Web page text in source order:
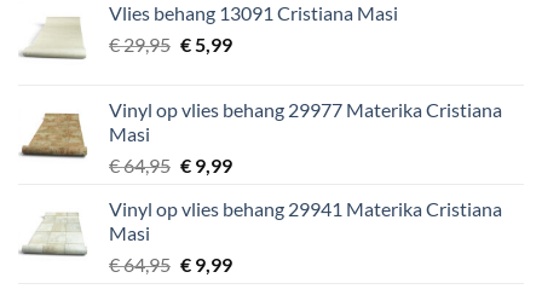
€ 29,95.€ 5,99.
Vlies behang 13091 Cristiana Masi
€29,95 Oorspronkelijke
€ 29,95.
€5,99Huidige
€ 5,99.
Vinyl op vlies behang 29977 Materika Cristiana
Masi
€64,95 Oorspronkelijke
was:
€9,99Huidige
is:
Vinyl op vlies behang 29941 Materika Cristiana
Masi
€64,95 Oorspronkelijke
€9,99Huidige